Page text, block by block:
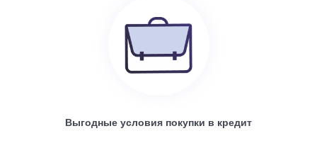
Выгодные условия покупки в кредит